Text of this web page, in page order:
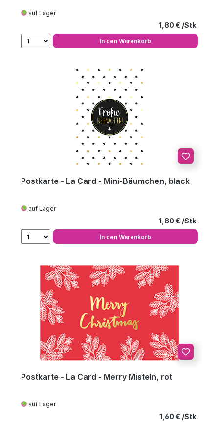
auf Lager
Regulärer
1,80 €
In den Warenkorb
Postkarte - La Card - Mini-Bäumchen, black
auf Lager
Regulärer
1,80 €
In den Warenkorb
Postkarte - La Card - Merry Misteln, rot
auf Lager
Regulärer
1,60 €